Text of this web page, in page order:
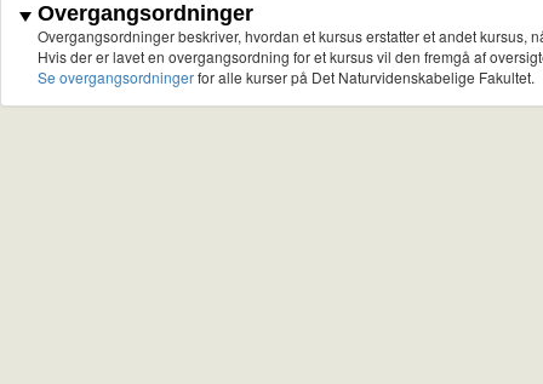
Overgangsordninger
Overgangsordninger beskriver, hvordan et kursus erstatter et andet kursus,
Hvis der er lavet en overgangsordning for et kursus vil den fremgå af
Se overgangsordningerfor alle kurser på Det Naturvidenskabelige Fakultet.